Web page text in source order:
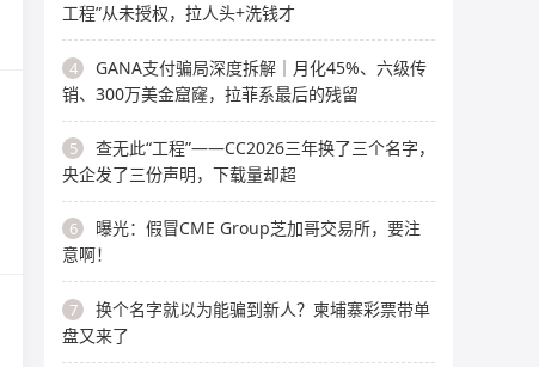
工程”从未授权，拉人头+洗钱才
4
GANA支付骗局深度拆解｜月化45%、六级传
销、300万美金窟窿，拉菲系最后的残留
5
查无此“工程”——CC2026三年换了三个名字，
央企发了三份声明，下载量却超
6
曝光：假冒CME Group芝加哥交易所，要注
意啊！
7
换个名字就以为能骗到新人？柬埔寨彩票带单
盘又来了